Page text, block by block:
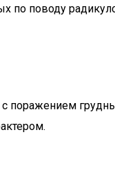
по поводу
поражением